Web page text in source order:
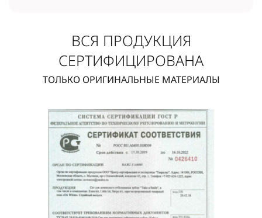
ВСЯ ПРОДУКЦИЯ
СЕРТИФИЦИРОВАНА
ТОЛЬКО ОРИГИНАЛЬНЫЕ МАТЕРИАЛЫ